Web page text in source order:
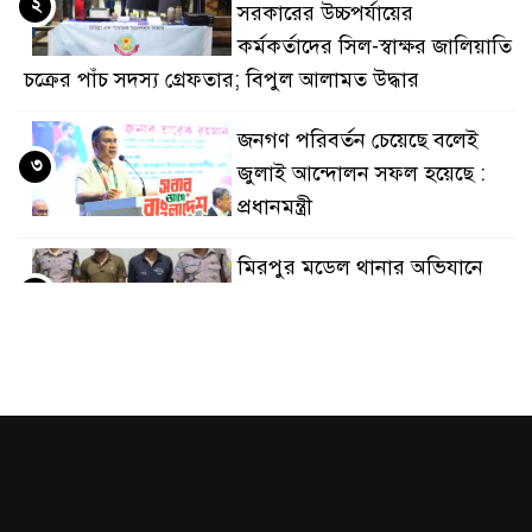
দুইজনকে গ্রেফতার করেছে মিরপুর মডেল থানা পুলিশ
সরকারের উচ্চপর্যায়ের
কর্মকর্তাদের সিল-স্বাক্ষর জালিয়াতি
চক্রের পাঁচ সদস্য গ্রেফতার; বিপুল আলামত উদ্ধার
২
জনগণ পরিবর্তন চেয়েছে বলেই
জুলাই আন্দোলন সফল হয়েছে :
প্রধানমন্ত্রী
৩
মিরপুর মডেল থানার অভিযানে
৫